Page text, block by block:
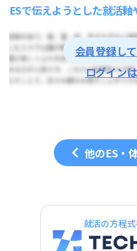
ESで伝えようとした就活軸
会員登録し
ログイン
他のES・
就活の方程式